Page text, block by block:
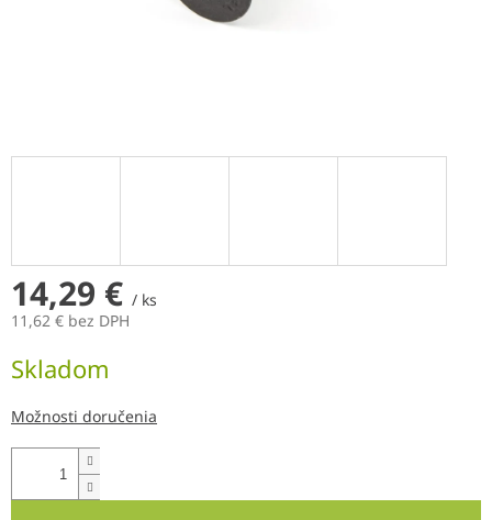
14,29 € / ks
11,62 € bez DPH
cena:
Skladom
Možnosti doručenia